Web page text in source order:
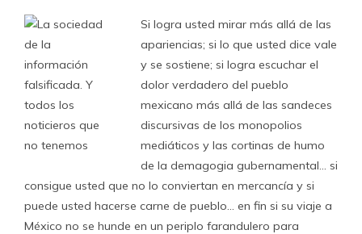
Si logra usted mirar más allá de las
apariencias; si lo que usted dice vale
y se sostiene; si logra escuchar el
dolor verdadero del pueblo
mexicano más allá de las sandeces
discursivas de los monopolios
mediáticos y las cortinas de humo
de la demagogia gubernamental… si
consigue usted que no lo conviertan en mercancía y si
puede usted hacerse carne de pueblo… en fin si su viaje a
México no se hunde en un periplo farandulero para